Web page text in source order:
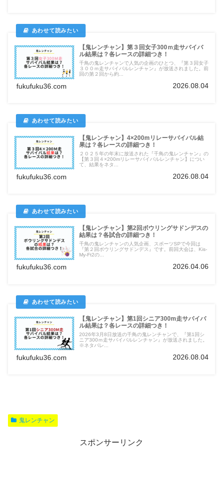
【鬼レンチャン】第３回女子300ｍ走サバイバ
ル結果は？各レースの詳細つき！
千鳥の鬼レンチャンで人気の企画のひとつ、『第３回女子
３００ｍ走サバイバルレンチャン』が放送されました。前
回の第２回から約...
fukufuku36.com 2026.08.04
【鬼レンチャン】4×200mリレーサバイバル結
果は？各レースの詳細つき！
２０２５年の年末に放送された『千鳥の鬼レンチャン』の
【第３回４×200mリレーサバイバルレンチャン】につい
て、結果をネタ...
fukufuku36.com 2026.08.04
【鬼レンチャン】第2回ボウリングサドンデスの
結果は？各試合の詳細つき！
千鳥の鬼レンチャンの人気企画、スポーツSPで今回は
『第２回ボウリングサドンデス』です。前回大会は、Kis-
My-Ft2の...
fukufuku36.com 2026.04.06
【鬼レンチャン】第1回シニア300m走サバイバ
ル結果は？各レースの詳細つき！
2026年3月8日放送の千鳥の鬼レンチャンで、『第1回シ
ニア300ｍ走サバイバルレンチャン』が放送されました。
※ネタバレ...
fukufuku36.com 2026.08.04
鬼レンチャン
スポンサーリンク